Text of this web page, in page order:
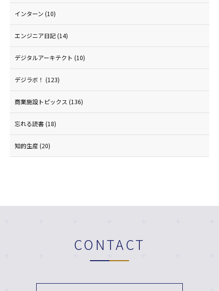
インターン (10)
エンジニア日記(14)
デジタルアーキテクト (10)
デジラボ！ (123)
商業施設トピックス (136)
忘れる読書(18)
知的生産(20)
CONTACT